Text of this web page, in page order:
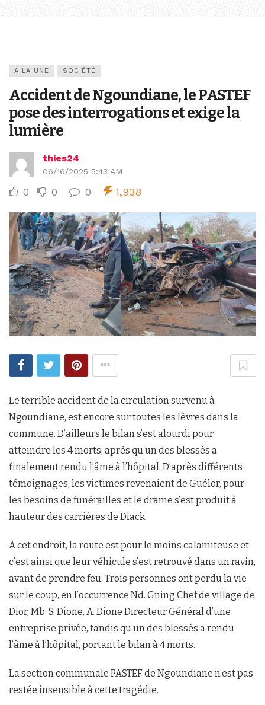
A LA UNE SOCIÉTÉ
Accident de Ngoundiane, le PASTEF
pose des interrogations et exige la
lumière
thies24
06/16/2025 5:43 AM
0 0 0 1,938
Le terrible accident de la circulation survenu à
Ngoundiane, est encore sur toutes les lèvres dans la
commune. D’ailleurs le bilan s’est alourdi pour
atteindre les 4 morts, après qu’un des blessés a
finalement rendu l’âme à l’hôpital. D’après différents
témoignages, les victimes revenaient de Guélor, pour
les besoins de funérailles et le drame s’est produit à
hauteur des carrières de Diack.
A cet endroit, la route est pour le moins calamiteuse et
c’est ainsi que leur véhicule s’est retrouvé dans un ravin,
avant de prendre feu. Trois personnes ont perdu la vie
sur le coup, en l’occurrence Nd. Gning Chef de village de
Dior, Mb. S. Dione, A. Dione Directeur Général d’une
entreprise privée, tandis qu’un des blessés a rendu
l’âme à l’hôpital, portant le bilan à 4 morts.
La section communale PASTEF de Ngoundiane n’est pas
restée insensible à cette tragédie.